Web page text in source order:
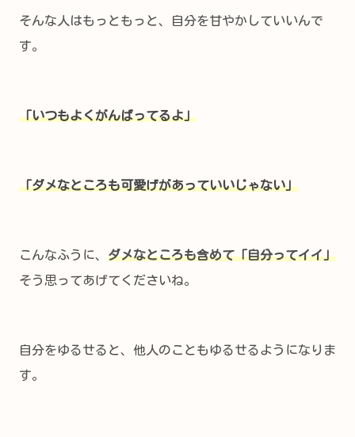
そんな人はもっともっと、自分を甘やかしていいんで
す。
「いつもよくがんばってるよ」
「ダメなところも可愛げがあっていいじゃない」
こんなふうに、 ダメなところも含めて「自分ってイイ」
そう思ってあげてくださいね。
自分をゆるせると、他人のこともゆるせるようになりま
す。